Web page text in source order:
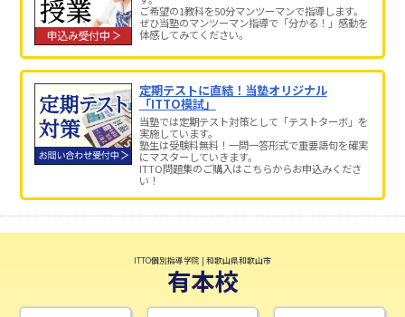
ご希望の1教科を50分マンツーマンで指導します。
ぜひ当塾のマンツーマン指導で「分かる！」感動を
体感してみてください。
定期テストに直結！当塾オリジナル
「ITTO模試」
当塾では定期テスト対策として「テストターボ」を
実施しています。
塾生は受験料無料！一問一答形式で重要語句を確実
にマスターしていきます。
ITTO問題集のご購入はこちらからお申込みくださ
い！
ITTO個別指導学院 | 和歌山県和歌山市
有本校